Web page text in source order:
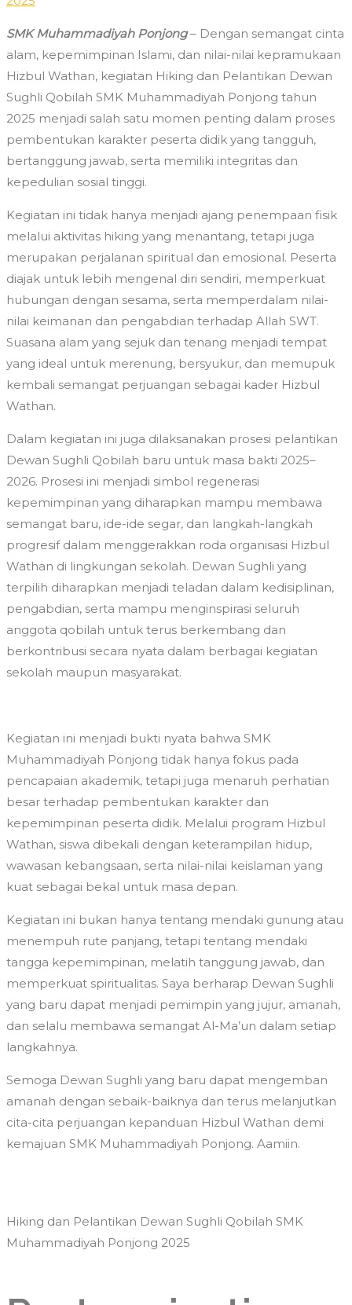
SMK Muhammadiyah Ponjong– Dengan semangat cinta
alam, kepemimpinan Islami, dan nilai-nilai kepramukaan
Hizbul Wathan, kegiatan Hiking dan Pelantikan Dewan
Sughli Qobilah SMK Muhammadiyah Ponjong tahun
2025 menjadi salah satu momen penting dalam proses
pembentukan karakter peserta didik yang tangguh,
bertanggung jawab, serta memiliki integritas dan
kepedulian sosial tinggi.
Kegiatan ini tidak hanya menjadi ajang penempaan fisik
melalui aktivitas hiking yang menantang, tetapi juga
merupakan perjalanan spiritual dan emosional. Peserta
diajak untuk lebih mengenal diri sendiri, memperkuat
hubungan dengan sesama, serta memperdalam nilai-
nilai keimanan dan pengabdian terhadap Allah SWT.
Suasana alam yang sejuk dan tenang menjadi tempat
yang ideal untuk merenung, bersyukur, dan memupuk
kembali semangat perjuangan sebagai kader Hizbul
Wathan.
Dalam kegiatan ini juga dilaksanakan prosesi pelantikan
Dewan Sughli Qobilah baru untuk masa bakti 2025–
2026. Prosesi ini menjadi simbol regenerasi
kepemimpinan yang diharapkan mampu membawa
semangat baru, ide-ide segar, dan langkah-langkah
progresif dalam menggerakkan roda organisasi Hizbul
Wathan di lingkungan sekolah. Dewan Sughli yang
terpilih diharapkan menjadi teladan dalam kedisiplinan,
pengabdian, serta mampu menginspirasi seluruh
anggota qobilah untuk terus berkembang dan
berkontribusi secara nyata dalam berbagai kegiatan
sekolah maupun masyarakat.
Kegiatan ini menjadi bukti nyata bahwa SMK
Muhammadiyah Ponjong tidak hanya fokus pada
pencapaian akademik, tetapi juga menaruh perhatian
besar terhadap pembentukan karakter dan
kepemimpinan peserta didik. Melalui program Hizbul
Wathan, siswa dibekali dengan keterampilan hidup,
wawasan kebangsaan, serta nilai-nilai keislaman yang
kuat sebagai bekal untuk masa depan.
Kegiatan ini bukan hanya tentang mendaki gunung atau
menempuh rute panjang, tetapi tentang mendaki
tangga kepemimpinan, melatih tanggung jawab, dan
memperkuat spiritualitas. Saya berharap Dewan Sughli
yang baru dapat menjadi pemimpin yang jujur, amanah,
dan selalu membawa semangat Al-Ma’un dalam setiap
langkahnya.
Semoga Dewan Sughli yang baru dapat mengemban
amanah dengan sebaik-baiknya dan terus melanjutkan
cita-cita perjuangan kepanduan Hizbul Wathan demi
kemajuan SMK Muhammadiyah Ponjong. Aamiin.
Hiking dan Pelantikan Dewan Sughli Qobilah SMK
Muhammadiyah Ponjong 2025